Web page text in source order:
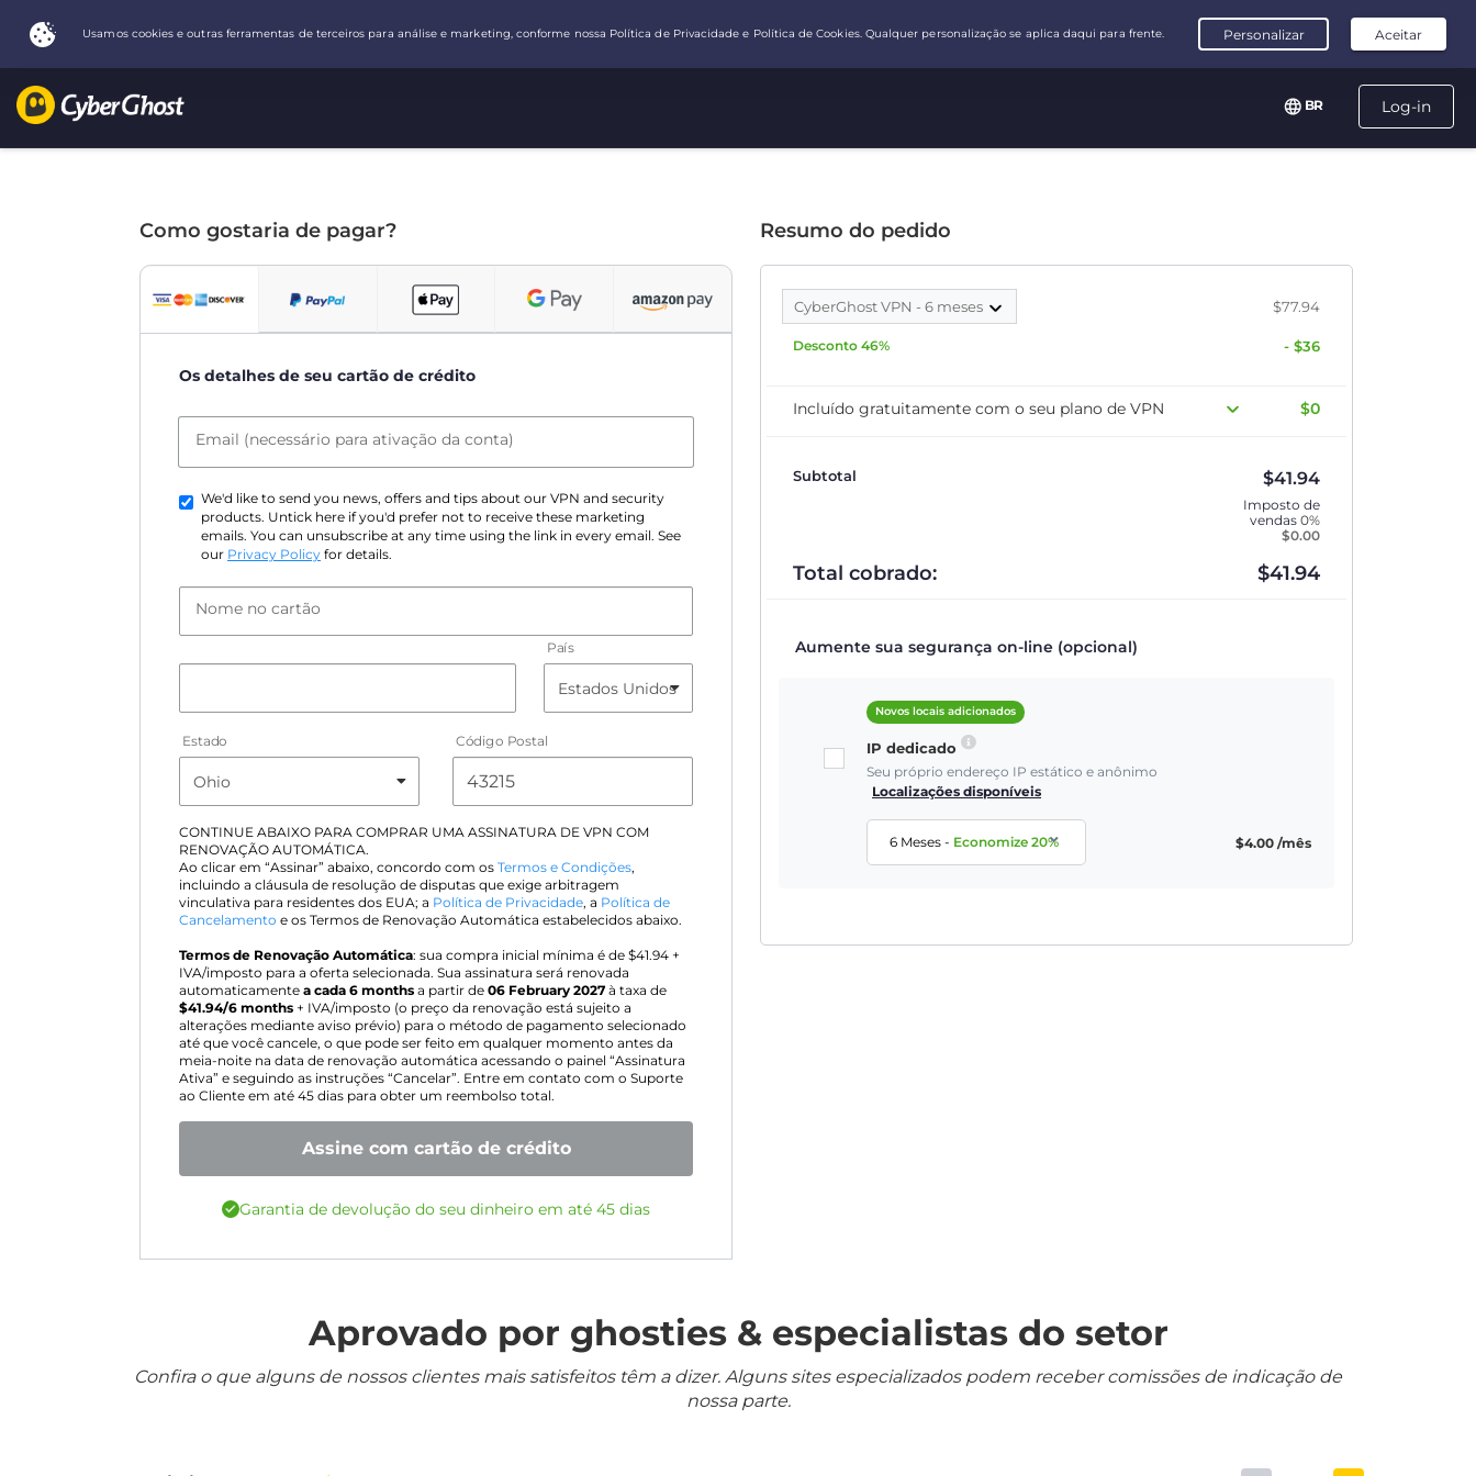
Log-in
BR
Como gostaria de pagar?
Os detalhes de seu cartão de crédito
Email (necessário para ativação da conta)
We'd like to send you news, offers and tips about our VPN and security
products. Untick here if you'd prefer not to receive these marketing
emails. You can unsubscribe at any time using the link in every email. See
our Privacy Policy for details.
Nome no cartão
País
Estado Código Postal
CONTINUE ABAIXO PARA COMPRAR UMA ASSINATURA DE VPN COM
RENOVAÇÃO AUTOMÁTICA.
Ao clicar em “Assinar” abaixo, concordo com os Termos e Condições,
incluindo a cláusula de resolução de disputas que exige arbitragem
vinculativa para residentes dos EUA; a Política de Privacidade, a Política de
Cancelamento e os Termos de Renovação Automática estabelecidos abaixo.
Termos de Renovação Automática: sua compra inicial mínima é de $41.94 +
IVA/imposto para a oferta selecionada. Sua assinatura será renovada
automaticamente a cada 6 months a partir de 06 February 2027 à taxa de
$41.94/6 months + IVA/imposto (o preço da renovação está sujeito a
alterações mediante aviso prévio) para o método de pagamento selecionado
até que você cancele, o que pode ser feito em qualquer momento antes da
meia-noite na data de renovação automática acessando o painel “Assinatura
Ativa” e seguindo as instruções “Cancelar”. Entre em contato com o Suporte
ao Cliente em até 45 dias para obter um reembolso total.
Assine com cartão de crédito
Garantia de devolução do seu dinheiro em até 45 dias
Resumo do pedido
CyberGhost VPN - 6 meses $77.94
Desconto 46% - $36
Incluído gratuitamente com o seu plano de VPN $0
Subtotal $41.94
Imposto de
vendas 0%
$0.00
Total cobrado: $41.94
Aumente sua segurança on-line (opcional)
Novos locais adicionados
IP dedicado
Seu próprio endereço IP estático e anônimo
Localizações disponíveis
6 Meses- Economize20% $4.00 /mês
Aprovado por ghosties & especialistas do setor
Confira o que alguns de nossos clientes mais satisfeitos têm a dizer. Alguns sites especializados podem receber comissões de indicação de
nossa parte.